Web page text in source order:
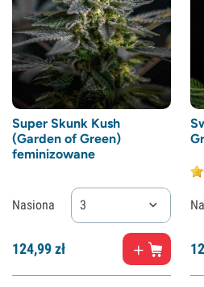
Super Skunk Kush
(Garden of Green)
feminizowane
Nasiona 3
124,99zł